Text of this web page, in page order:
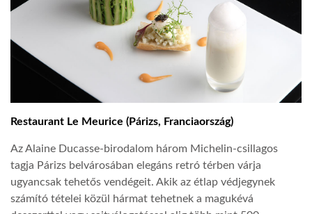
Restaurant Le Meurice (Párizs, Franciaország)
Az Alaine Ducasse-birodalom három Michelin-csillagos
tagja Párizs belvárosában elegáns retró térben várja
ugyancsak tehetős vendégeit. Akik az étlap védjegynek
számító tételei közül hármat tehetnek a magukévá